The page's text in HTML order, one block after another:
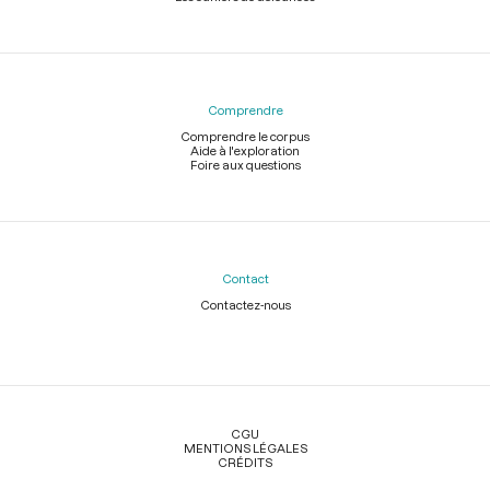
Comprendre
Comprendre le corpus
Aide à l'exploration
Foire aux questions
Contact
Contactez-nous
Légal
CGU
MENTIONS LÉGALES
CRÉDITS